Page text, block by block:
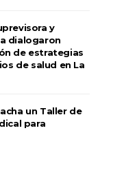
y
dialogaron
de estrategias
de salud en La
un Taller de
para